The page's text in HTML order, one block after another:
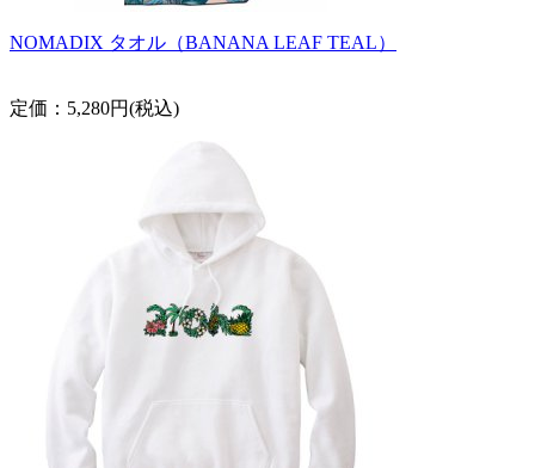
NOMADIX タオル（BANANA LEAF TEAL）
定価：5,280円(税込)